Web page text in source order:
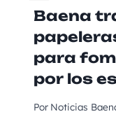
Baena
para
por los
Por Noticias